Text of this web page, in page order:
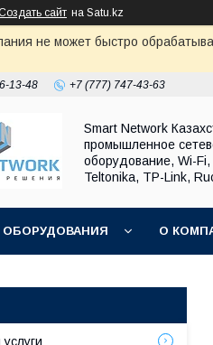
сайт на Satu.kz
не может быстро
13-48 +7 (777) 747-43-63
Smart Network
промышленное
оборудование, Wi-Fi,
Teltonika, TP-Link,
ОБОРУДОВАНИЯ О